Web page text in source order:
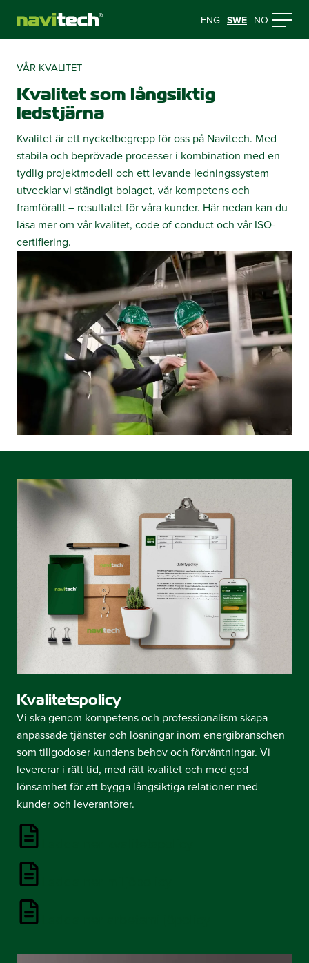
ENG SWE NO
VÅR KVALITET
Kvalitet som långsiktig
ledstjärna
Kvalitet är ett nyckelbegrepp för oss på Navitech. Med
stabila och beprövade processer i kombination med en
tydlig projektmodell och ett levande ledningssystem
utvecklar vi ständigt bolaget, vår kompetens och
framförallt – resultatet för våra kunder. Här nedan kan du
läsa mer om vår kvalitet, code of conduct och vår ISO-
certifiering.
Kvalitetspolicy
Vi ska genom kompetens och professionalism skapa
anpassade tjänster och lösningar inom energibranschen
som tillgodoser kundens behov och förväntningar. Vi
levererar i rätt tid, med rätt kvalitet och med god
lönsamhet för att bygga långsiktiga relationer med
kunder och leverantörer.